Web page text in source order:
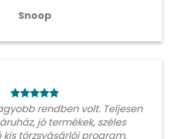
Snoop
rendben volt. Teljesen
jó termékek, széles
kis törzsvásárlói program.